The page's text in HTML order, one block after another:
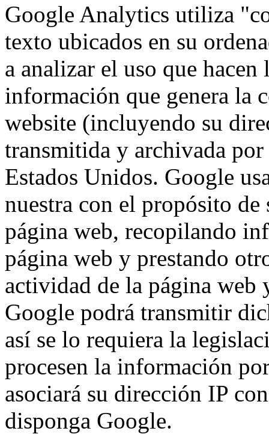
Google Analytics utiliza
texto ubicados en su
a analizar el uso que
información que genera la
website (incluyendo su
transmitida y archivada
Estados Unidos. Google
nuestra con el propósito
página web, recopilando
página web y prestando
actividad de la página web
Google podrá transmitir
así se lo requiera la
procesen la información
asociará su dirección IP
disponga Google.